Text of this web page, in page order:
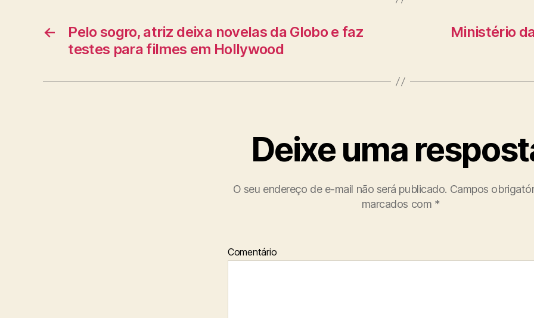
←
Pelo sogro, atriz deixa novelas da Globo e faz
testes para filmes em Hollywood
Ministério
Deixe uma
O seu endereço de e-mail não será publicado. Campos
marcados com *
Comentário